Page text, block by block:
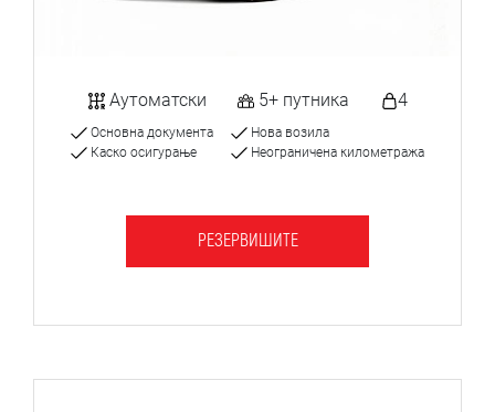
Аутоматски 5+ путника 4
Основна документа
Каско осигурање
Нова возила
Неограничена километража
РЕЗЕРВИШИТЕ